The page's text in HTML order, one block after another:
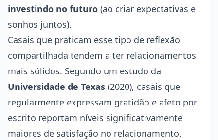
investindo no futuro (ao criar expectativas e
sonhos juntos).
Casais que praticam esse tipo de reflexão
compartilhada tendem a ter relacionamentos
mais sólidos. Segundo um estudo da
Universidade de Texas (2020), casais que
regularmente expressam gratidão e afeto por
escrito reportam níveis significativamente
maiores de satisfação no relacionamento.